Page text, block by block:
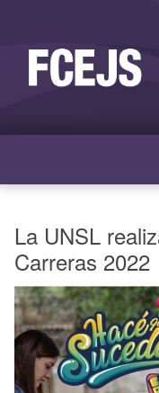
La UNSL
Carreras 2022